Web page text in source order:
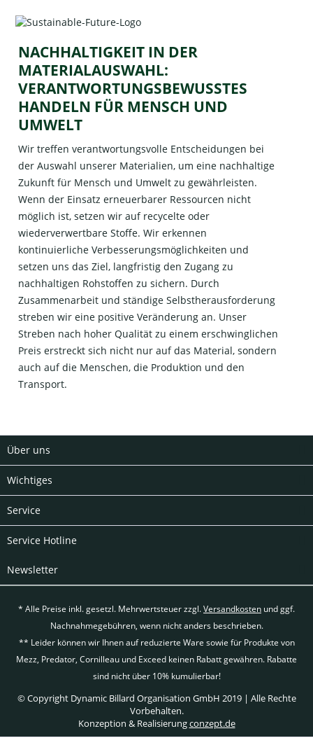
NACHHALTIGKEIT IN DER
MATERIALAUSWAHL:
VERANTWORTUNGSBEWUSSTES
HANDELN FÜR MENSCH UND
UMWELT
Wir treffen verantwortungsvolle Entscheidungen bei
der Auswahl unserer Materialien, um eine nachhaltige
Zukunft für Mensch und Umwelt zu gewährleisten.
Wenn der Einsatz erneuerbarer Ressourcen nicht
möglich ist, setzen wir auf recycelte oder
wiederverwertbare Stoffe. Wir erkennen
kontinuierliche Verbesserungsmöglichkeiten und
setzen uns das Ziel, langfristig den Zugang zu
nachhaltigen Rohstoffen zu sichern. Durch
Zusammenarbeit und ständige Selbstherausforderung
streben wir eine positive Veränderung an. Unser
Streben nach hoher Qualität zu einem erschwinglichen
Preis erstreckt sich nicht nur auf das Material, sondern
auch auf die Menschen, die Produktion und den
Transport.
Über uns
Wichtiges
Service
Service Hotline
Newsletter
* Alle Preise inkl. gesetzl. Mehrwertsteuer zzgl.Versandkosten und ggf.
Nachnahmegebühren, wenn nicht anders beschrieben.
** Leider können wir Ihnen auf reduzierte Ware sowie für Produkte von
Mezz, Predator, Cornilleau und Exceed keinen Rabatt gewähren. Rabatte
sind nicht über 10% kumulierbar!
© Copyright Dynamic Billard Organisation GmbH 2019 | Alle Rechte
Vorbehalten.
Konzeption & Realisierungconzept.de